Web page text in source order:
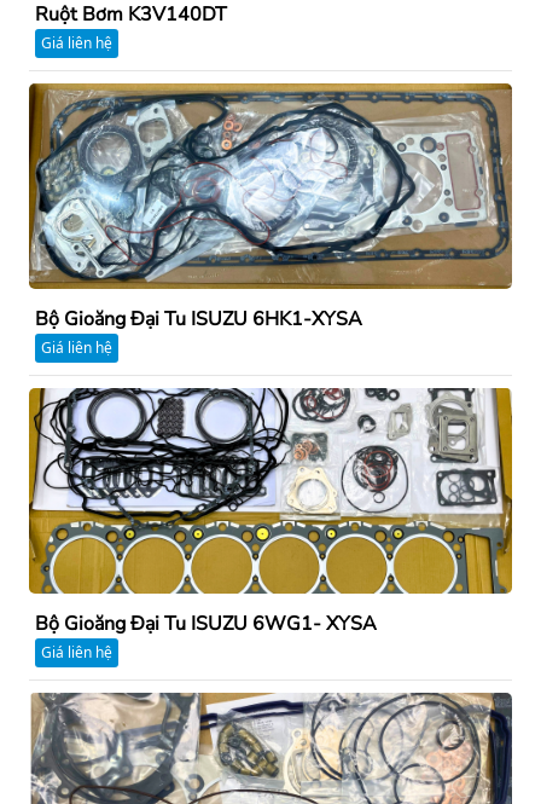
Ruột Bơm K3V140DT
Giá liên hệ
Bộ Gioăng Đại Tu ISUZU 6HK1-XYSA
Giá liên hệ
Bộ Gioăng Đại Tu ISUZU 6WG1- XYSA
Giá liên hệ